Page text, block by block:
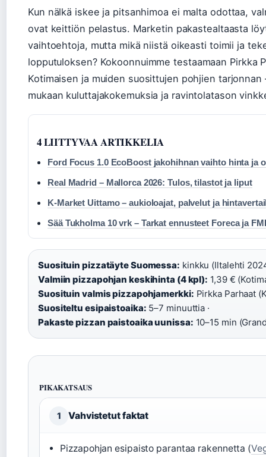
Kun nälkä iskee ja pitsanhimoa ei malta odottaa,
ovat keittiön pelastus. Marketin pakastealtaasta
vaihtoehtoja, mutta mikä niistä oikeasti toimii ja
lopputuloksen? Kokoonnuimme testaamaan Pirkka
Kotimaisen ja muiden suosittujen pohjien tarjonnan
mukaan kuluttajakokemuksia ja ravintolatason
4 LIITTYVAA ARTIKKELIA
Ford Focus 1.0 EcoBoost jakohihnan vaihto hinta ja
Real Madrid – Mallorca 2026: Tulos, tilastot ja liput
K-Market Uittamo – aukioloajat, palvelut ja
Sää Tukholma 10 vrk – Tarkat ennusteet Foreca ja FMI
Suosituin pizzatäyte Suomessa: kinkku (Iltalehti
Valmiin pizzapohjan keskihinta (4 kpl): 1,39 €
Suosituin valmis pizzapohjamerkki: Pirkka Parhaat
Suositeltu esipaistoaika: 5–7 minuuttia ·
Pakaste pizzan paistoaika uunissa: 10–15 min
PIKAKATSAUS
1 Vahvistetut faktat
Pizzapohjan esipaisto parantaa rakennetta (